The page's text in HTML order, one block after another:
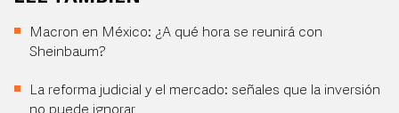
Macron en México: ¿A qué hora se reunirá con
Sheinbaum?
La reforma judicial y el mercado: señales que la inversión